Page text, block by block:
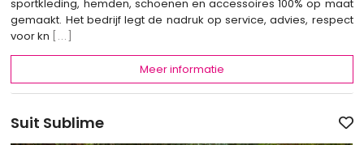
sportkleding, hemden, schoenen en accessoires 100% op maat
gemaakt. Het bedrijf legt de nadruk op service, advies, respect
voor kn
[...]
Meer informatie
Suit Sublime